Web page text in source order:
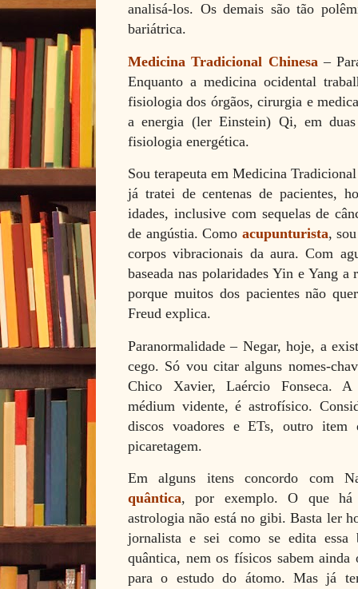
analisá-los. Os demais são tão
bariátrica.
Medicina Tradicional Chinesa –
Enquanto a medicina ocidental
fisiologia dos órgãos, cirurgia e
a energia (ler Einstein) Qi, em
fisiologia energética.
Sou terapeuta em Medicina
já tratei de centenas de pacientes,
idades, inclusive com sequelas de
de angústia. Como acupunturista,
corpos vibracionais da aura. Com
baseada nas polaridades Yin e Yang a
porque muitos dos pacientes não
Freud explica.
Paranormalidade – Negar, hoje, a
cego. Só vou citar alguns nomes-
Chico Xavier, Laércio Fonseca.
médium vidente, é astrofísico.
discos voadores e ETs, outro
picaretagem.
Em alguns itens concordo com
quântica, por exemplo. O que há
astrologia não está no gibi. Basta ler
jornalista e sei como se edita essa
quântica, nem os físicos sabem
para o estudo do átomo. Mas já